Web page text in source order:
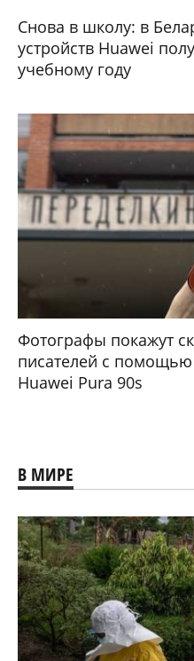
Снова в школу: в
устройств Huawei
учебному году
Фотографы покажут
писателей с
Huawei Pura 90s
В МИРЕ